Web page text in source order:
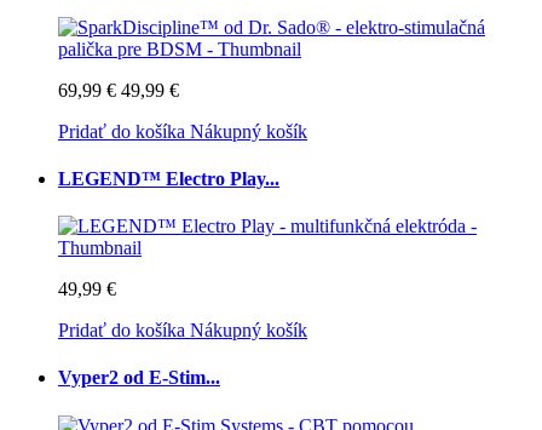
69,99 € 49,99 €
Pridať do košíka Nákupný košík
LEGEND™ Electro Play...
49,99 €
Pridať do košíka Nákupný košík
Vyper2 od E-Stim...